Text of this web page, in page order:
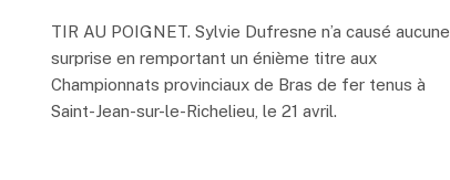
TIR AU POIGNET. Sylvie Dufresne n’a causé aucune
surprise en remportant un énième titre aux
Championnats provinciaux de Bras de fer tenus à
Saint-Jean-sur-le-Richelieu, le 21 avril.